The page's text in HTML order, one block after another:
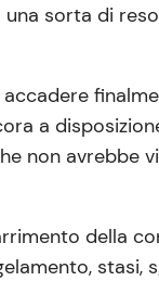
sorta di
accadere
a
non
della